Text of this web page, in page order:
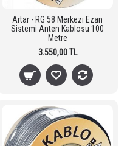
Artar - RG 58 Merkezi Ezan
Sistemi Anten Kablosu 100
Metre
3.550,00 TL